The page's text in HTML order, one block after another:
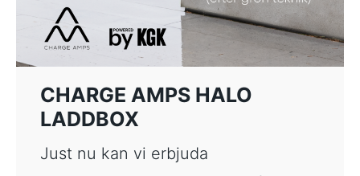
CHARGE AMPS HALO
LADDBOX
Just nu kan vi erbjuda